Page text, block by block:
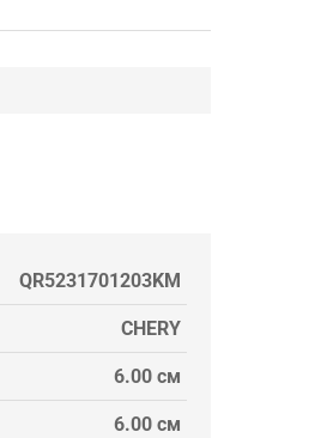
QR5231701203KM
CHERY
6.00 см
6.00 см